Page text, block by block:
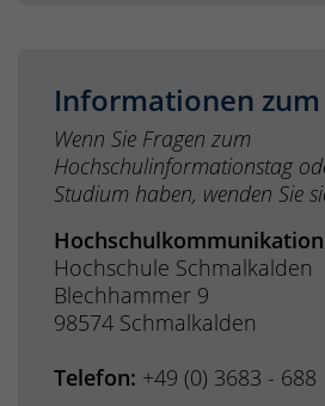
Informationen zum
Wenn Sie Fragen zum
Hochschulinformationstag
Studium haben, wenden Sie
Hochschulkommunikation
Hochschule Schmalkalden
Blechhammer 9
98574 Schmalkalden
Telefon: +49 (0) 3683 - 688